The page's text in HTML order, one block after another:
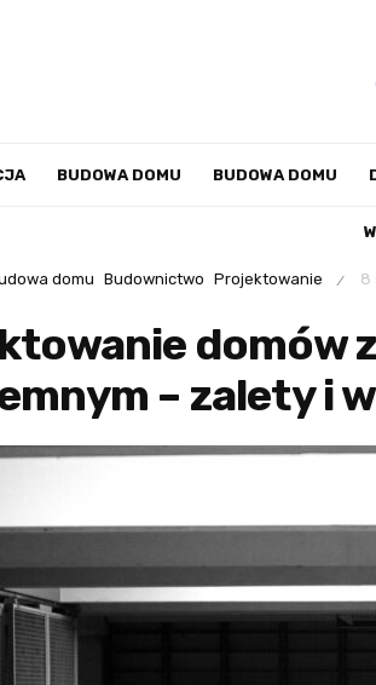
BUDOWA DOMU BUDOWA DOMU
domu Budownictwo Projektowanie / 8
domów
– zalety i